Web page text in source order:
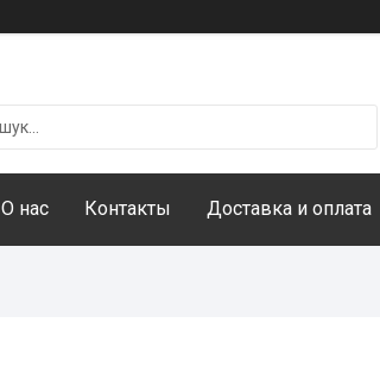
О нас Контакты Доставка и оплата